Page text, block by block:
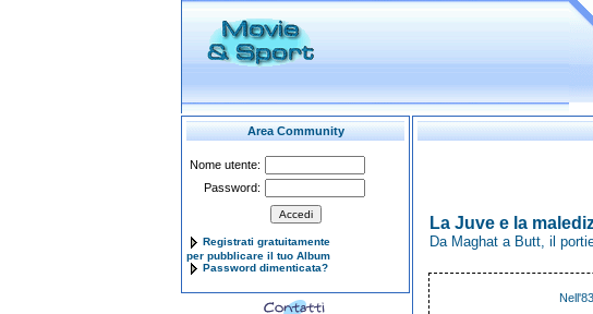
Area Community
Nome utente:
Password:
Registrati gratuitamente
per pubblicare il tuo Album
Password dimenticata?
La Juve e la
Da Maghat a Butt, il